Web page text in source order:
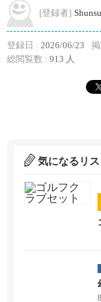
[登録者]
登録日 : 2026/06/23
総閲覧数 : 913 人
気になるリス